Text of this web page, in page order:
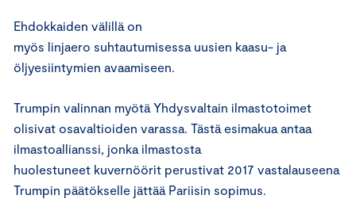
Ehdokkaiden välillä on
myös linjaero suhtautumisessa uusien kaasu- ja
öljyesiintymien avaamiseen.
Trumpin valinnan myötä Yhdysvaltain ilmastotoimet
olisivat osavaltioiden varassa. Tästä esimakua antaa
ilmastoallianssi, jonka ilmastosta
huolestuneet kuvernöörit perustivat 2017 vastalauseena
Trumpin päätökselle jättää Pariisin sopimus.